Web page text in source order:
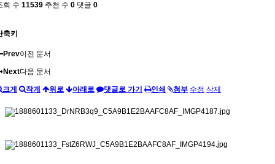
회 수 11539 추천 수 0 댓글 0
축키
Prev이전 문서
Next다음 문서
크게 작게 위로 아래로 댓글로 가기 인쇄 첨부 수정 삭제